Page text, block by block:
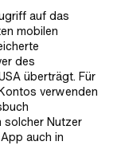
auf das
mobilen
des
überträgt. Für
verwenden
solcher Nutzer
auch in